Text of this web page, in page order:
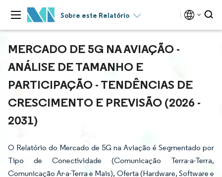
Sobre este Relatório
MERCADO DE 5G NA AVIAÇÃO -
ANÁLISE DE TAMANHO E
PARTICIPAÇÃO - TENDÊNCIAS DE
CRESCIMENTO E PREVISÃO (2026 -
2031)
O Relatório do Mercado de 5G na Aviação é Segmentado por
Tipo de Conectividade (Comunicação Terra-a-Terra,
Comunicação Ar-a-Terra e Mais), Oferta (Hardware, Software e